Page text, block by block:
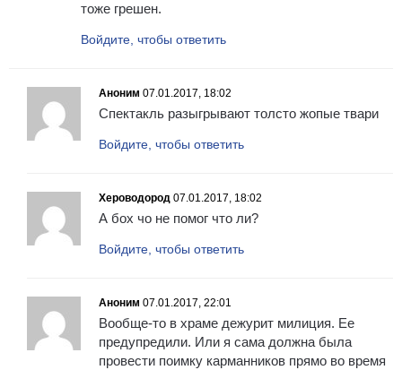
тоже грешен.
Войдите, чтобы ответить
Аноним 07.01.2017, 18:02
Спектакль разыгрывают толсто жопые твари
Войдите, чтобы ответить
Хероводород 07.01.2017, 18:02
А бох чо не помог что ли?
Войдите, чтобы ответить
Аноним 07.01.2017, 22:01
Вообще-то в храме дежурит милиция. Ее
предупредили. Или я сама должна была
провести поимку карманников прямо во время